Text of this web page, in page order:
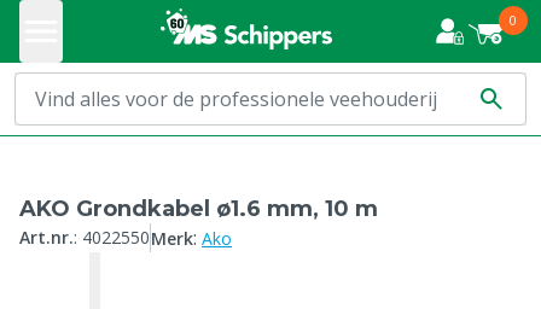
0
AKO Grondkabel ø1.6 mm, 10 m
Art.nr.: 4022550Merk: Ako